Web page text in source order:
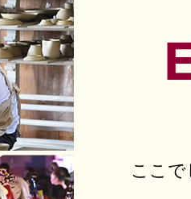
ここで